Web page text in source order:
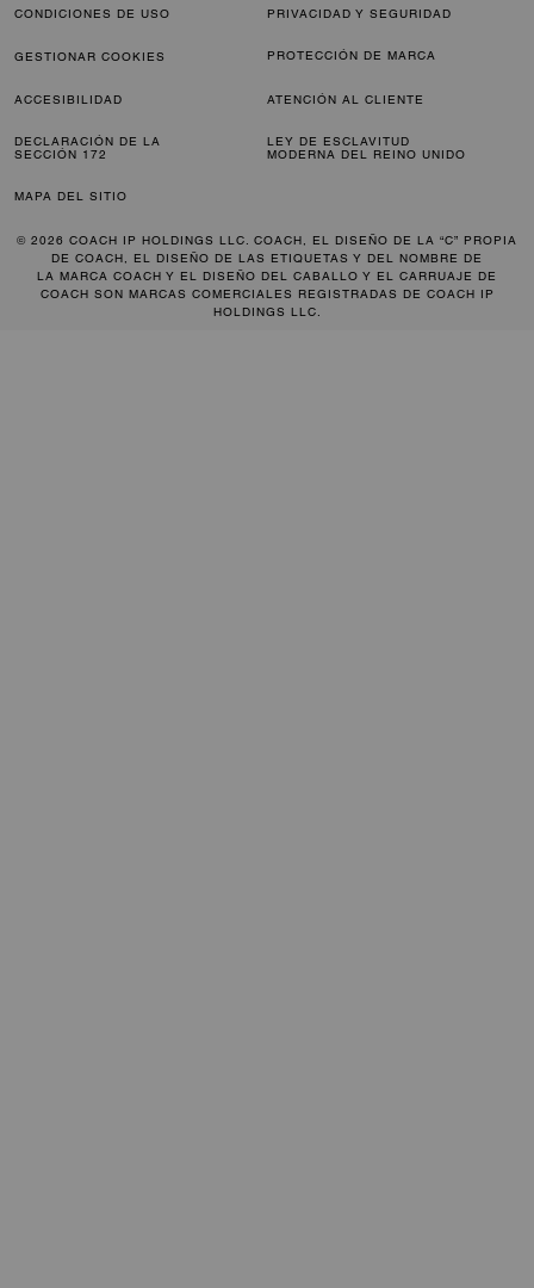
CONDICIONES DE USO PRIVACIDAD Y SEGURIDAD
GESTIONAR COOKIES PROTECCIÓN DE MARCA
ACCESIBILIDAD ATENCIÓN AL CLIENTE
DECLARACIÓN DE LA
SECCIÓN 172
LEY DE ESCLAVITUD
MODERNA DEL REINO UNIDO
MAPA DEL SITIO
© 2026 COACH IP HOLDINGS LLC. COACH, EL DISEÑO DE LA “C” PROPIA
DE COACH, EL DISEÑO DE LAS ETIQUETAS Y DEL NOMBRE DE
LA MARCA COACH Y EL DISEÑO DEL CABALLO Y EL CARRUAJE DE
COACH SON MARCAS COMERCIALES REGISTRADAS DE COACH IP
HOLDINGS LLC.